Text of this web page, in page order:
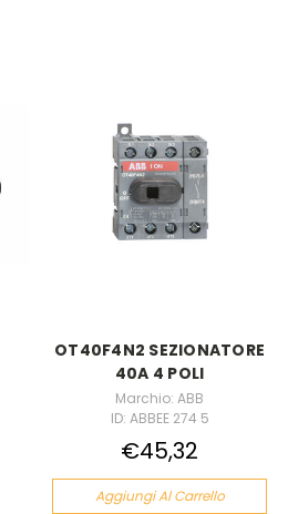
OT40F4N2 SEZIONATORE
40A 4 POLI
Marchio: ABB
ID: ABBEE 274 5
€45,32
Aggiungi Al Carrello